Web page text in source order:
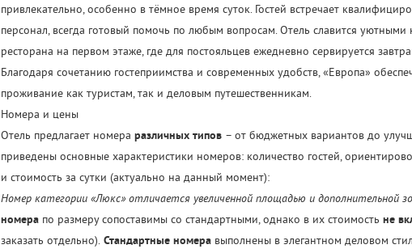
привлекательно, особенно в тёмное время суток. Гостей встречает
персонал, всегда готовый помочь по любым вопросам. Отель славится
ресторана на первом этаже, где для постояльцев ежедневно сервируется
Благодаря сочетанию гостеприимства и современных удобств, «Европа»
проживание как туристам, так и деловым путешественникам.
Номера и цены
Отель предлагает номера различных типов– от бюджетных вариантов до
приведены основные характеристики номеров: количество гостей,
и стоимость за сутки (актуально на данный момент):
Номер категории «Люкс» отличается увеличенной площадью и дополнительной
номерапо размеру сопоставимы со стандартными, однако в их стоимость не
заказать отдельно). Стандартные номеравыполнены в элегантном деловом